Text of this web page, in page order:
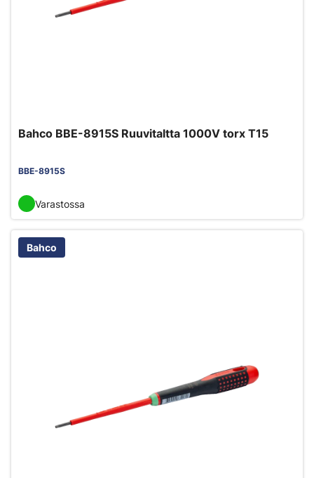
Bahco BBE-8915S Ruuvitaltta 1000V torx T15
BBE-8915S
Varastossa
Bahco